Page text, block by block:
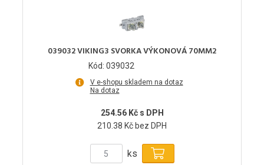
039032 VIKING3 SVORKA VÝKONOVÁ 70MM2
Kód: 039032
V e-shopu skladem na dotaz
Na dotaz
254.56 Kč s DPH
210.38 Kč bez DPH
ks